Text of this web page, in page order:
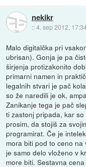
nekikr
::4. sep 2012,
Malo digitalčka pri
ubrisan). Gonja je pa
širjenja protizakonito
primarni namen in
legalnih stvari je pač
so že naredili je ok,
Zanikanje tega je pač
ti zastonj pripada, kar
prosim, da stojiš za
programirat. Če je
mora biti pod to ceno
je samo delo vloženo v
more biti. Sestavna